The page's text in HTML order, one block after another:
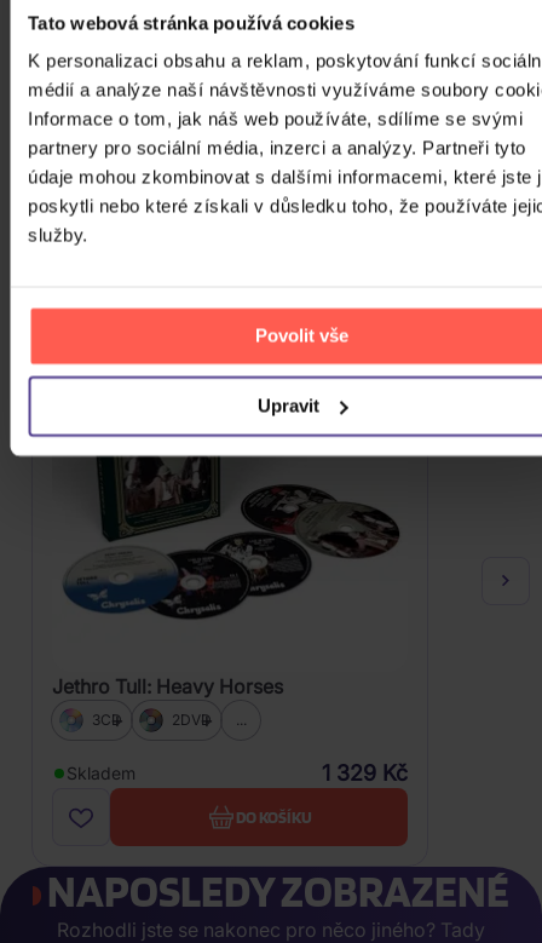
Tato webová stránka používá cookies
K personalizaci obsahu a reklam, poskytování funkcí
médií a analýze naší návštěvnosti využíváme soubory
Informace o tom, jak náš web používáte, sdílíme se svými
partnery pro sociální média, inzerci a analýzy. Partneři tyto
údaje mohou zkombinovat s dalšími informacemi, které jste
poskytli nebo které získali v důsledku toho, že používáte
služby.
Povolit vše
Upravit
5CD
Skladem 309 Kč
ZOBRAZIT VŠECHNY
PODOBNÉ PRODUKTY
Do nálady se vám možná trefí i následující kusovky.
Jethro Tull: Heavy Horses
3CD 2DVD ...
Skladem 1 329 Kč
DO KOŠÍKU
NAPOSLEDY ZOBRAZENÉ
Rozhodli jste se nakonec pro něco jiného? Tady